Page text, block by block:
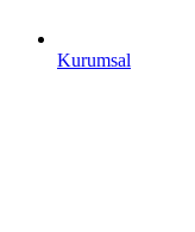
Kurumsal